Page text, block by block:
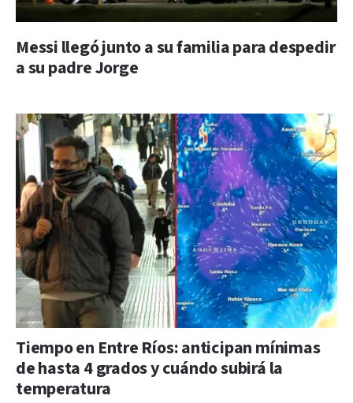
Messi llegó junto a su familia para despedir
a su padre Jorge
Tiempo en Entre Ríos: anticipan mínimas
de hasta 4 grados y cuándo subirá la
temperatura